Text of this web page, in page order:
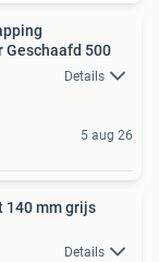
Geschaafd 500
Details
5 aug 26
Details